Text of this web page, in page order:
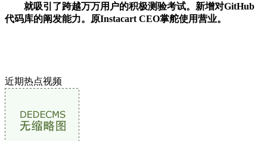
就吸引了跨越万万用户的积极测验考试。新增对GitHub
代码库的阐发能力。原Instacart CEO掌舵使用营业。
近期热点视频